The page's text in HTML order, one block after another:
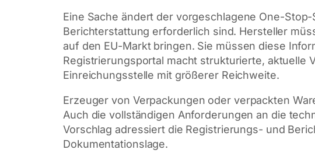
Eine Sache ändert der vorgeschlagene One-
Berichterstattung erforderlich sind. Hersteller
auf den EU-Markt bringen. Sie müssen diese
Registrierungsportal macht strukturierte, aktuelle
Einreichungsstelle mit größerer Reichweite.
Erzeuger von Verpackungen oder verpackten
Auch die vollständigen Anforderungen an die
Vorschlag adressiert die Registrierungs- und
Dokumentationslage.